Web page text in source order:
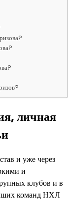
личная
и уже через
и
клубов и в
команд НХЛ